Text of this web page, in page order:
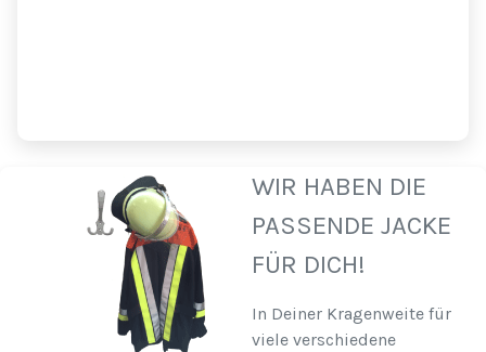
WIR HABEN DIE
PASSENDE JACKE
FÜR DICH!
In Deiner Kragenweite für
viele verschiedene